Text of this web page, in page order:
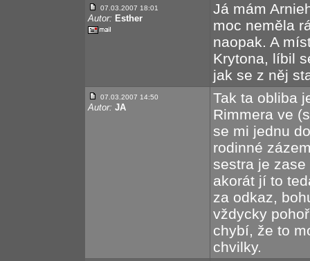
07.03.2007 18:01
Autor: Esther
Já mám
moc neměla
naopak. A
Krytona, líbil
jak se z něj
07.03.2007 14:50
Autor: JA
Tak ta obliba
Rimmera ve
se mi jednu
rodinné
sestra je
akorát jí to
za odkaz,
vždycky
chybí, že to
chvilky.